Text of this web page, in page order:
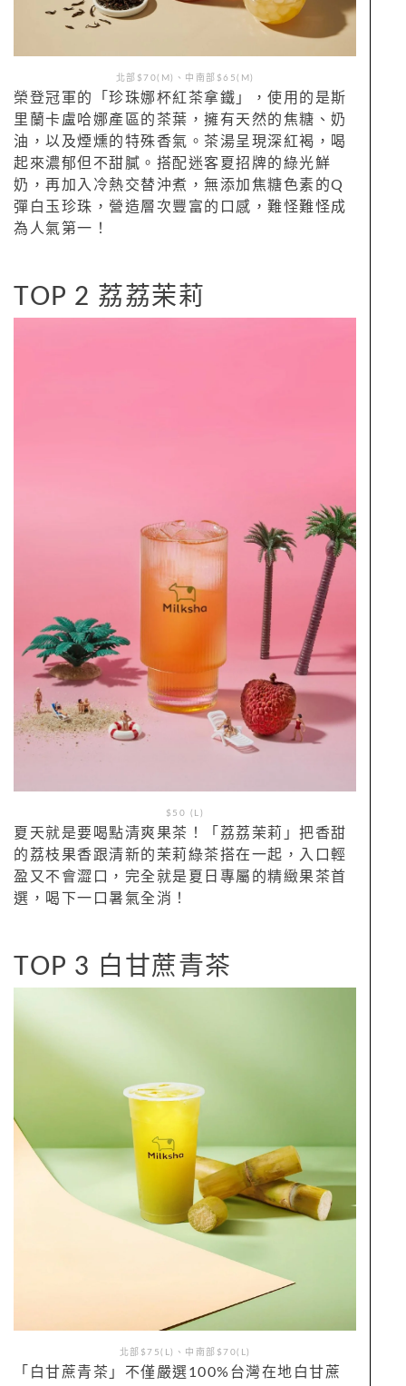
北部$70(M)、中南部$65(M)
榮登冠軍的「珍珠娜杯紅茶拿鐵」，使用的是斯
里蘭卡盧哈娜產區的茶葉，擁有天然的焦糖、奶
油，以及煙燻的特殊香氣。茶湯呈現深紅褐，喝
起來濃郁但不甜膩。搭配迷客夏招牌的綠光鮮
奶，再加入冷熱交替沖煮，無添加焦糖色素的Q
彈白玉珍珠，營造層次豐富的口感，難怪難怪成
為人氣第一！
TOP 2 荔荔茉莉
$50 (L)
夏天就是要喝點清爽果茶！「荔荔茉莉」把香甜
的荔枝果香跟清新的茉莉綠茶搭在一起，入口輕
盈又不會澀口，完全就是夏日專屬的精緻果茶首
選，喝下一口暑氣全消！
TOP 3 白甘蔗青茶
北部$75(L)、中南部$70(L)
「白甘蔗青茶」不僅嚴選100%台灣在地白甘蔗